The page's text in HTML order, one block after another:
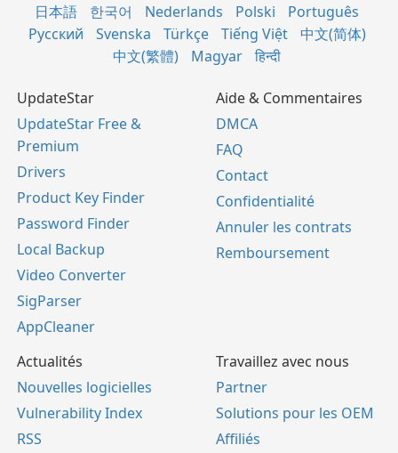
日本語
한국어 Nederlands Polski
Português
Русский
Svenska Türkçe Tiếng Việt
中文(简体)
中文(繁體)
Magyar हिन्दी
UpdateStar
UpdateStar Free &
Premium
Drivers
Product Key Finder
Password Finder
Local Backup
Video Converter
SigParser
AppCleaner
Aide & Commentaires
DMCA
FAQ
Contact
Confidentialité
Annuler les contrats
Remboursement
Actualités
Nouvelles logicielles
Vulnerability Index
RSS
Travaillez avec nous
Partner
Solutions pour les OEM
Affiliés